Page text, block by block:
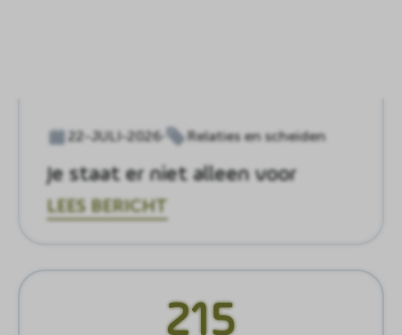
22-JULI-2026 Relaties en scheiden
Je staat er niet alleen voor
LEES BERICHT
215